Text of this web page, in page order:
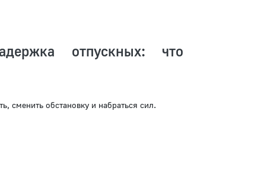
отпускных: что
сменить обстановку и набраться сил.